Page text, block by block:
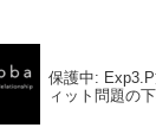
保護中:
ィット問題の